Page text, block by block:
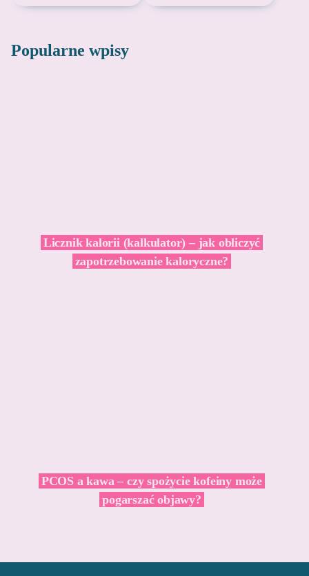
Popularne wpisy
Licznik kalorii (kalkulator) – jak obliczyć
zapotrzebowanie kaloryczne?
PCOS a kawa – czy spożycie kofeiny może
pogarszać objawy?